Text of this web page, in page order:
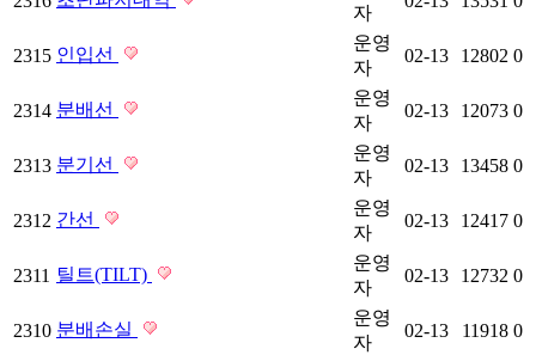
자
2315 인입선
운영
자
02-13 12802 0
2314 분배선
운영
자
02-13 12073 0
2313 분기선
운영
자
02-13 13458 0
2312 간선
운영
자
02-13 12417 0
2311 틸트(TILT)
운영
자
02-13 12732 0
2310 분배손실
운영
자
02-13 11918 0